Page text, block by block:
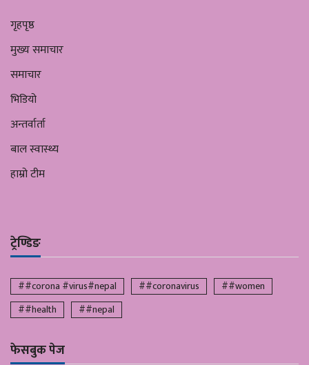
गृहपृष्ठ
मुख्य समाचार
समाचार
भिडियो
अन्तर्वार्ता
बाल स्वास्थ्य
हाम्रो टीम
ट्रेण्डिङ
##corona #virus#nepal ##coronavirus
##women
##health
##nepal
फेसबुक पेज